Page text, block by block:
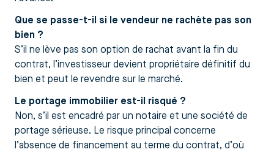
Que se passe-t-il si le vendeur ne rachète pas son
bien ?
S’il ne lève pas son option de rachat avant la fin du
contrat, l’investisseur devient propriétaire définitif du
bien et peut le revendre sur le marché.
Le portage immobilier est-il risqué ?
Non, s’il est encadré par un notaire et une société de
portage sérieuse. Le risque principal concerne
l’absence de financement au terme du contrat, d’où